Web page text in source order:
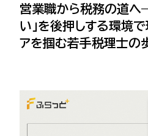
営業職から税務の道へ
い」を後押しする環境
アを掴む若手税理士の